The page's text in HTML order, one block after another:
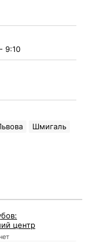
9:10
Шмигаль
центр